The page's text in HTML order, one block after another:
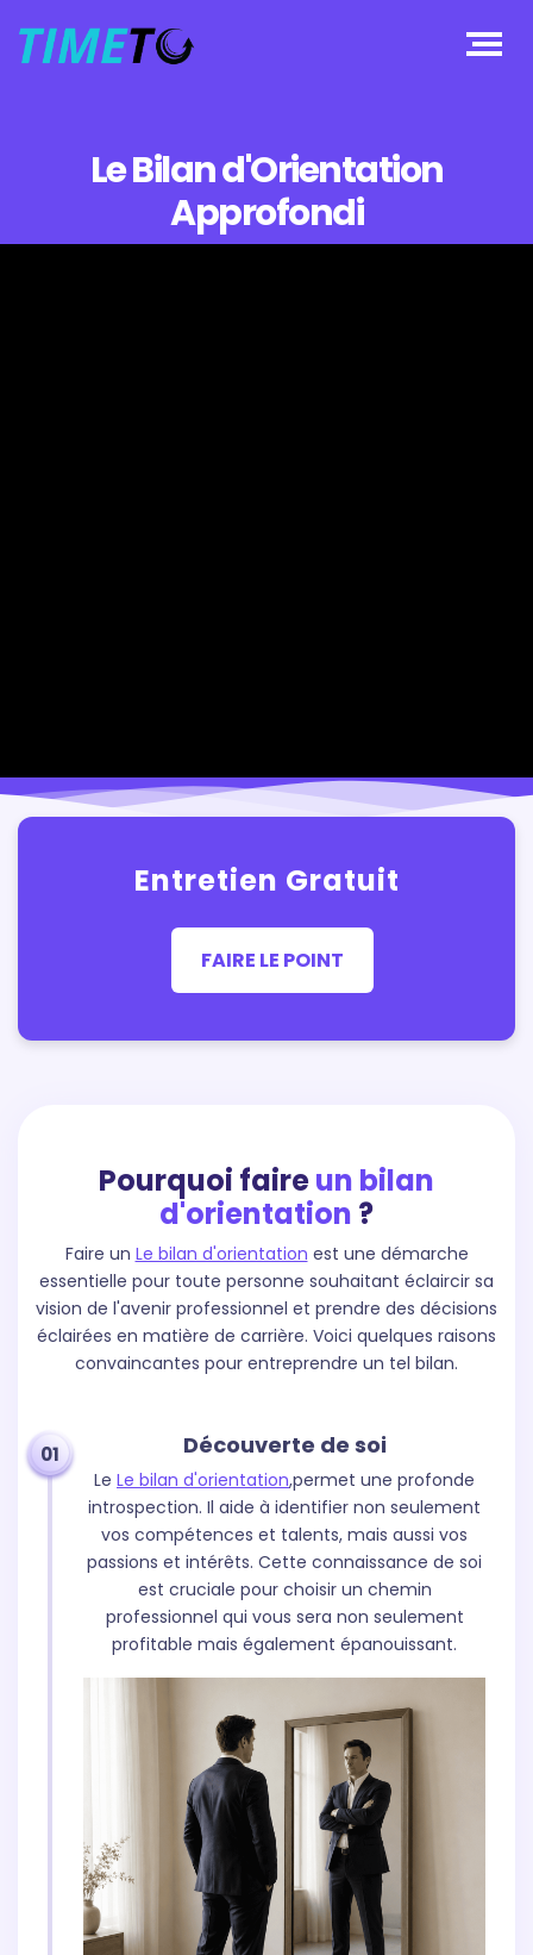
Le Bilan d'Orientation
Approfondi
Entretien Gratuit
FAIRE LE POINT
Pourquoi faireun bilan
d'orientation ?
Faire un Le bilan d'orientation est une démarche
essentielle pour toute personne souhaitant éclaircir sa
vision de l'avenir professionnel et prendre des décisions
éclairées en matière de carrière. Voici quelques raisons
convaincantes pour entreprendre un tel bilan.
Découverte de soi
Le Le bilan d'orientation,permet une profonde
introspection. Il aide à identifier non seulement
vos compétences et talents, mais aussi vos
passions et intérêts. Cette connaissance de soi
est cruciale pour choisir un chemin
professionnel qui vous sera non seulement
profitable mais également épanouissant.
01